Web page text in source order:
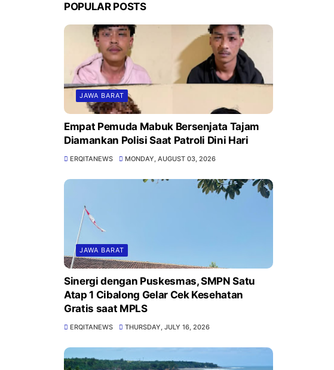
POPULAR POSTS
JAWA BARAT
Empat Pemuda Mabuk Bersenjata Tajam
Diamankan Polisi Saat Patroli Dini Hari
ERQITANEWS MONDAY, AUGUST 03, 2026
JAWA BARAT
Sinergi dengan Puskesmas, SMPN Satu
Atap 1 Cibalong Gelar Cek Kesehatan
Gratis saat MPLS
ERQITANEWS THURSDAY, JULY 16, 2026